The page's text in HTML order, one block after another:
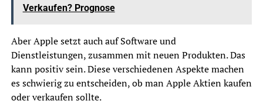
Verkaufen? Prognose
Aber Apple setzt auch auf Software und
Dienstleistungen, zusammen mit neuen Produkten. Das
kann positiv sein. Diese verschiedenen Aspekte machen
es schwierig zu entscheiden, ob man Apple Aktien kaufen
oder verkaufen sollte.